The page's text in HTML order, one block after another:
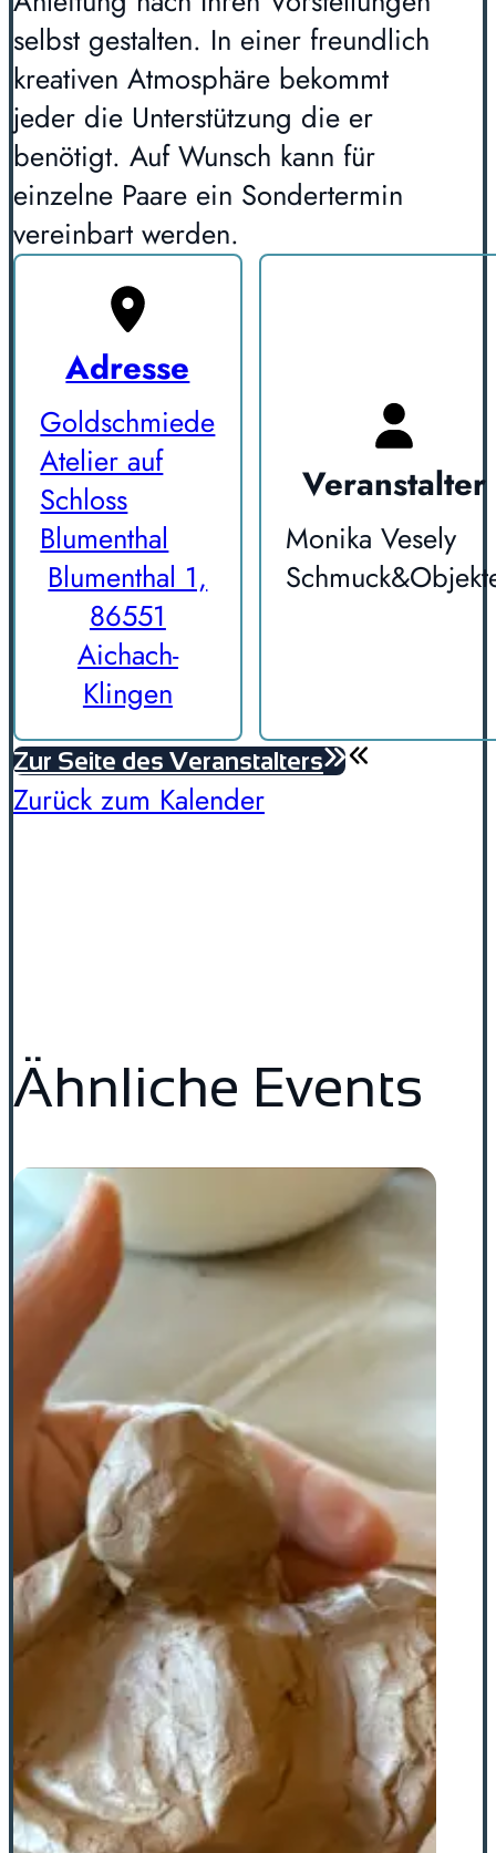
selbst gestalten. In einer freundlich
kreativen Atmosphäre bekommt
jeder die Unterstützung die er
benötigt. Auf Wunsch kann für
einzelne Paare ein Sondertermin
vereinbart werden.
Adresse
Goldschmiede
Atelier auf
Schloss
Blumenthal
Blumenthal 1,
86551
Aichach-
Klingen
Veranstalter
Monika Vesely
Zur Seite des Veranstalters
Zurück zum Kalender
Ähnliche Events